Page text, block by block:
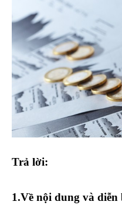
Trả lời:
1.Về nội dung và diễn